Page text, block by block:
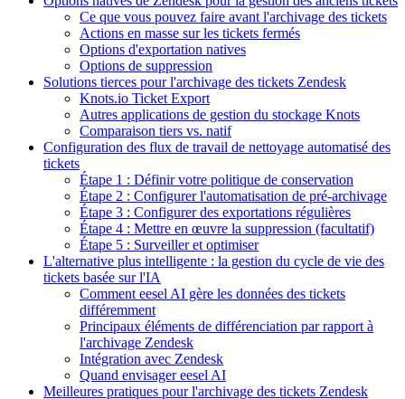
Ce que vous pouvez faire avant l'archivage des tickets
Actions en masse sur les tickets fermés
Options d'exportation natives
Options de suppression
Solutions tierces pour l'archivage des tickets Zendesk
Knots.io Ticket Export
Autres applications de gestion du stockage Knots
Comparaison tiers vs. natif
Configuration des flux de travail de nettoyage automatisé des
tickets
Étape 1 : Définir votre politique de conservation
Étape 2 : Configurer l'automatisation de pré-archivage
Étape 3 : Configurer des exportations régulières
Étape 4 : Mettre en œuvre la suppression (facultatif)
Étape 5 : Surveiller et optimiser
L'alternative plus intelligente : la gestion du cycle de vie des
tickets basée sur l'IA
Comment eesel AI gère les données des tickets
différemment
Principaux éléments de différenciation par rapport à
l'archivage Zendesk
Intégration avec Zendesk
Quand envisager eesel AI
Meilleures pratiques pour l'archivage des tickets Zendesk